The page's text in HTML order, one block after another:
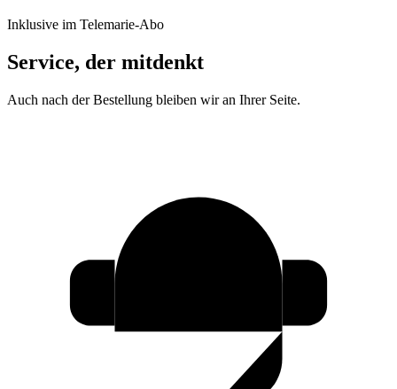
Inklusive im Telemarie-Abo
Service, der mitdenkt
Auch nach der Bestellung bleiben wir an Ihrer Seite.